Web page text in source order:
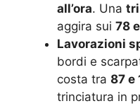
all’ora. Una
aggira sui 78
Lavorazioni
bordi e
costa tra 87 e
trinciatura in